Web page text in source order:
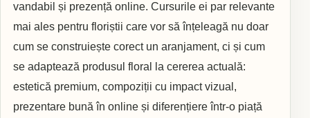
vandabil și prezență online. Cursurile ei par relevante
mai ales pentru floriștii care vor să înțeleagă nu doar
cum se construiește corect un aranjament, ci și cum
se adaptează produsul floral la cererea actuală:
estetică premium, compoziții cu impact vizual,
prezentare bună în online și diferențiere într-o piață